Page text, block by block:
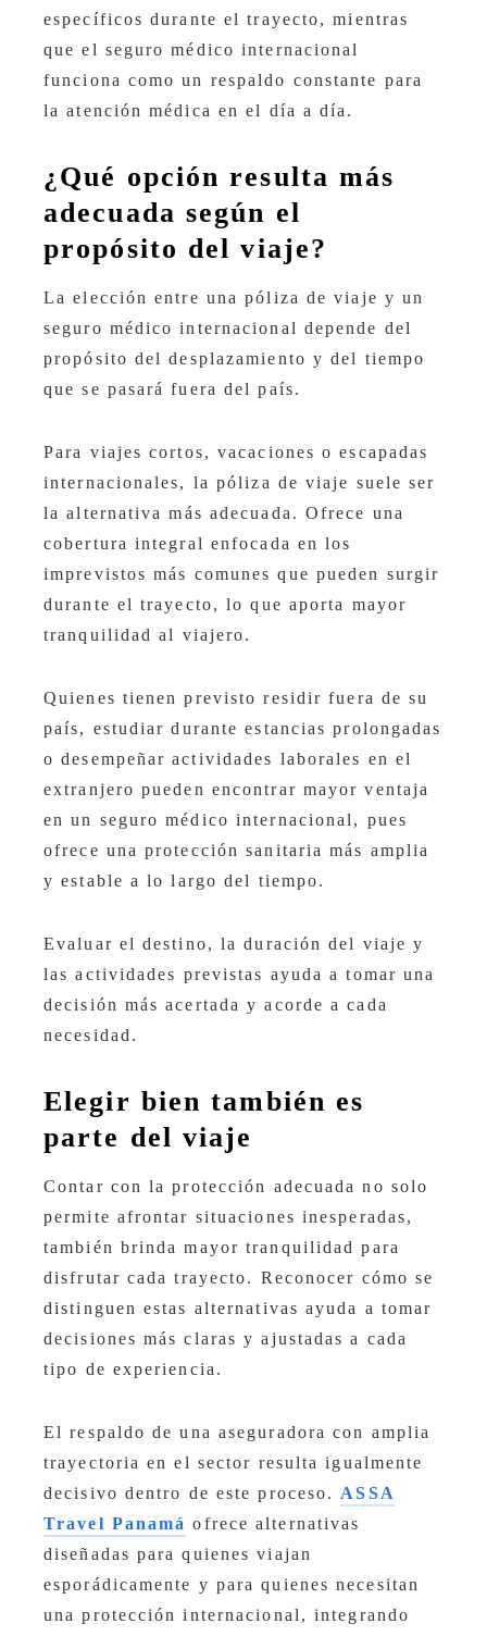
específicos durante el trayecto, mientras
que el seguro médico internacional
funciona como un respaldo constante para
la atención médica en el día a día.
¿Qué opción resulta más
adecuada según el
propósito del viaje?
La elección entre una póliza de viaje y un
seguro médico internacional depende del
propósito del desplazamiento y del tiempo
que se pasará fuera del país.
Para viajes cortos, vacaciones o escapadas
internacionales, la póliza de viaje suele ser
la alternativa más adecuada. Ofrece una
cobertura integral enfocada en los
imprevistos más comunes que pueden surgir
durante el trayecto, lo que aporta mayor
tranquilidad al viajero.
Quienes tienen previsto residir fuera de su
país, estudiar durante estancias prolongadas
o desempeñar actividades laborales en el
extranjero pueden encontrar mayor ventaja
en un seguro médico internacional, pues
ofrece una protección sanitaria más amplia
y estable a lo largo del tiempo.
Evaluar el destino, la duración del viaje y
las actividades previstas ayuda a tomar una
decisión más acertada y acorde a cada
necesidad.
Elegir bien también es
parte del viaje
Contar con la protección adecuada no solo
permite afrontar situaciones inesperadas,
también brinda mayor tranquilidad para
disfrutar cada trayecto. Reconocer cómo se
distinguen estas alternativas ayuda a tomar
decisiones más claras y ajustadas a cada
tipo de experiencia.
El respaldo de una aseguradora con amplia
trayectoria en el sector resulta igualmente
decisivo dentro de este proceso. ASSA
Travel Panamá ofrece alternativas
diseñadas para quienes viajan
esporádicamente y para quienes necesitan
una protección internacional, integrando